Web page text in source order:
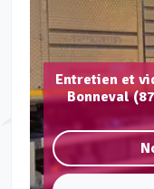
Entretien et
Bonneval